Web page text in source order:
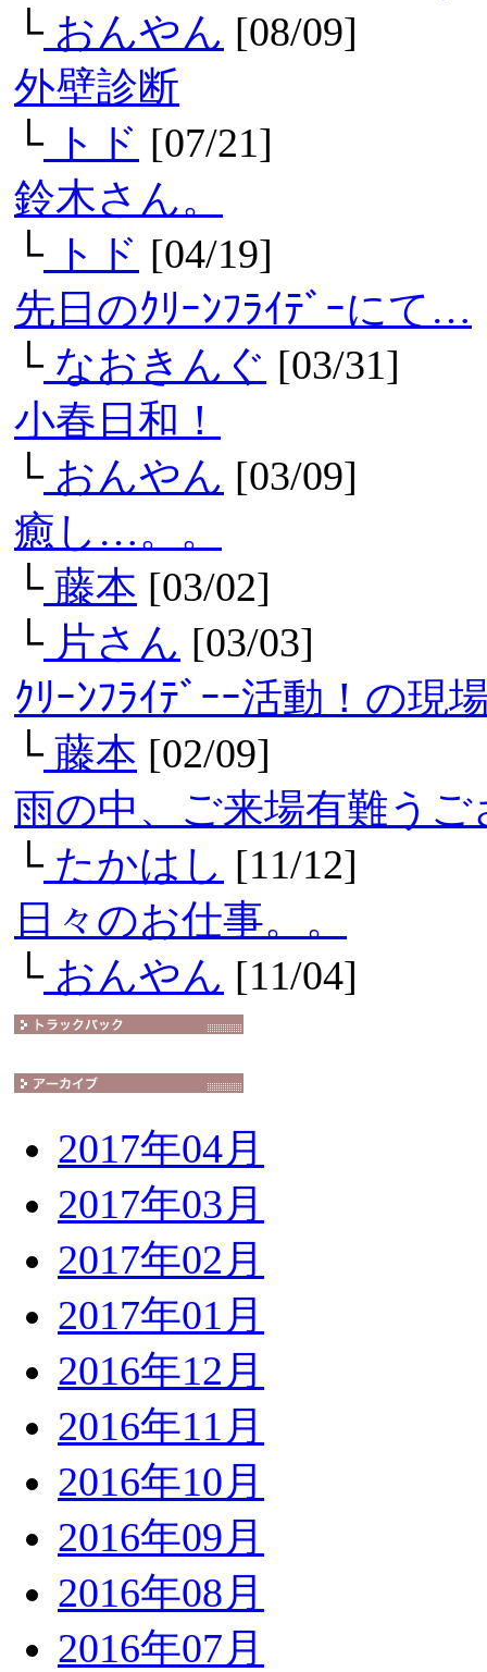
└おんやん [08/09]
外壁診断
└トド [07/21]
鈴木さん。
└トド [04/19]
先日のｸﾘｰﾝﾌﾗｲﾃﾞｰにて…
└なおきんぐ [03/31]
小春日和！
└おんやん [03/09]
癒し…。。
└藤本 [03/02]
└片さん [03/03]
ｸﾘｰﾝﾌﾗｲﾃﾞｰｰ活動！の現
└藤本 [02/09]
雨の中、ご来場有難う
└たかはし [11/12]
日々のお仕事。。
└おんやん [11/04]
2017年04月
2017年03月
2017年02月
2017年01月
2016年12月
2016年11月
2016年10月
2016年09月
2016年08月
2016年07月